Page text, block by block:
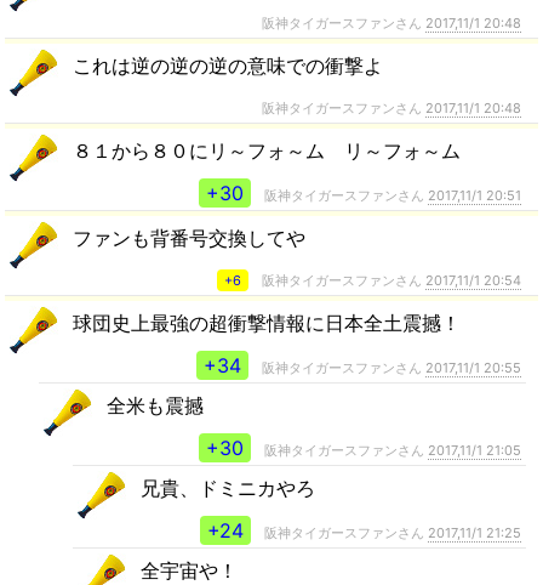
阪神タイガースファンさん 2017,11/1 20:48
これは逆の逆の逆の意味での衝撃よ
阪神タイガースファンさん 2017,11/1 20:48
８１から８０にリ～フォ～ム リ～フォ～ム
+30
阪神タイガースファンさん 2017,11/1 20:51
ファンも背番号交換してや
+6 阪神タイガースファンさん 2017,11/1 20:54
球団史上最強の超衝撃情報に日本全土震撼！
+34
阪神タイガースファンさん 2017,11/1 20:55
全米も震撼
+30
阪神タイガースファンさん 2017,11/1 21:05
兄貴、ドミニカやろ
+24
阪神タイガースファンさん 2017,11/1 21:25
全宇宙や！